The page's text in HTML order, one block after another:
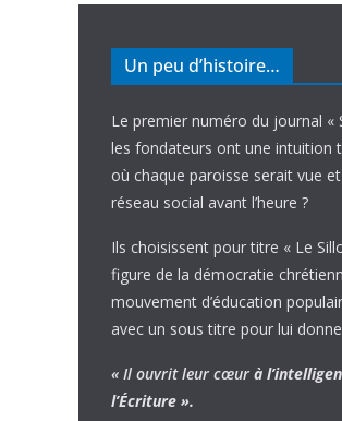
Un peu d’histoire…
Le premier numéro du journal «
les fondateurs ont une intuition
où chaque paroisse serait vue
réseau social avant l’heure ?
Ils choisissent pour titre « Le
figure de la démocratie
mouvement d’éducation
avec un sous titre pour lui
« Il ouvrit leur cœur à
l’Écriture ».